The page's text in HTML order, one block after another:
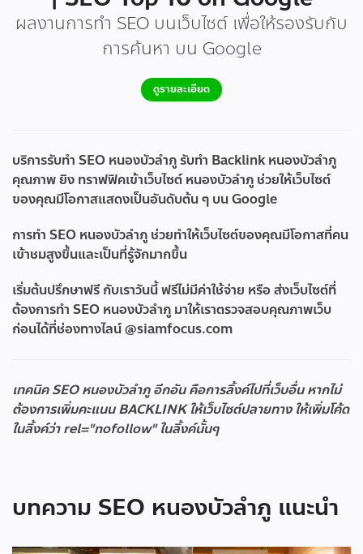
ผลงานการทำ SEO บนเว็บไซต์ เพื่อให้รองรับกับ
การค้นหา บน Google
ดูรายละเอียด
บริการรับทำ SEO หนองบัวลำภู รับทำ Backlink หนองบัวลำภู
คุณภาพ ยิง ทราฟฟิคเข้าเว็บไซต์ หนองบัวลำภู ช่วยให้เว็บไซต์
ของคุณมีโอกาสแสดงเป็นอันดับต้น ๆ บน Google
การทำ SEO หนองบัวลำภู ช่วยทำให้เว็บไซต์ของคุณมีโอกาสที่คน
เข้าชมสูงขึ้นและเป็นที่รู้จักมากขึ้น
เริ่มต้นปรึกษาฟรี กับเราวันนี้ ฟรีไม่มีค่าใช้จ่าย หรือ ส่งเว็บไซต์ที่
ต้องการทำ SEO หนองบัวลำภู มาให้เราตรวจสอบคุณภาพเว็บ
ก่อนได้ที่ช่องทางไลน์ @siamfocus.com
เทคนิค SEO หนองบัวลำภู อีกอัน คือการลิ้งค์ไปที่เว็บอื่น หากไม่
ต้องการเพิ่มคะแนน BACKLINK ให้เว็บไซต์ปลายทาง ให้เพิ่มโค้ด
ในลิ้งค์ว่า rel="nofollow" ในลิ้งค์นั้นๆ
บทความ SEO หนองบัวลำภู แนะนำ